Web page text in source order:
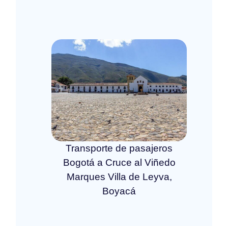
Transporte de pasajeros
Bogotá a Cruce al Viñedo
Marques Villa de Leyva,
Boyacá